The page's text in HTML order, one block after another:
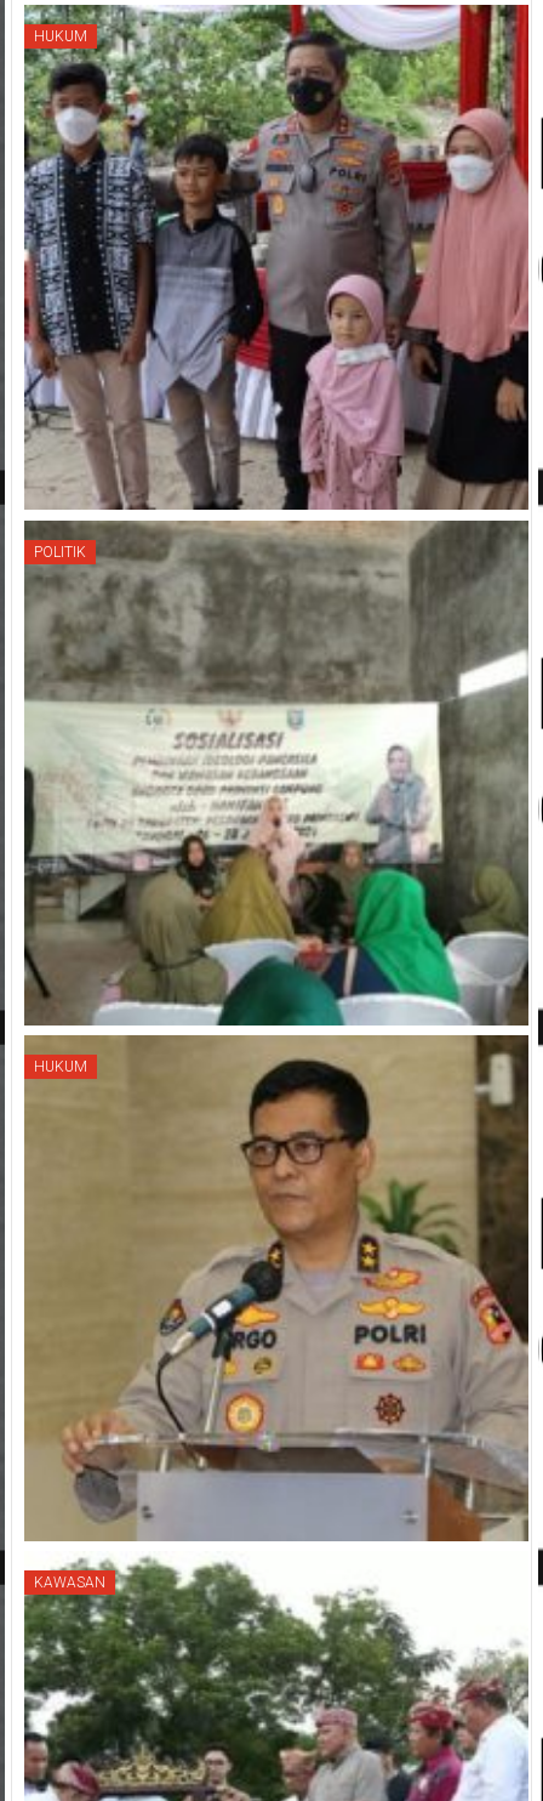
HUKUM
POLITIK
HUKUM
KAWASAN